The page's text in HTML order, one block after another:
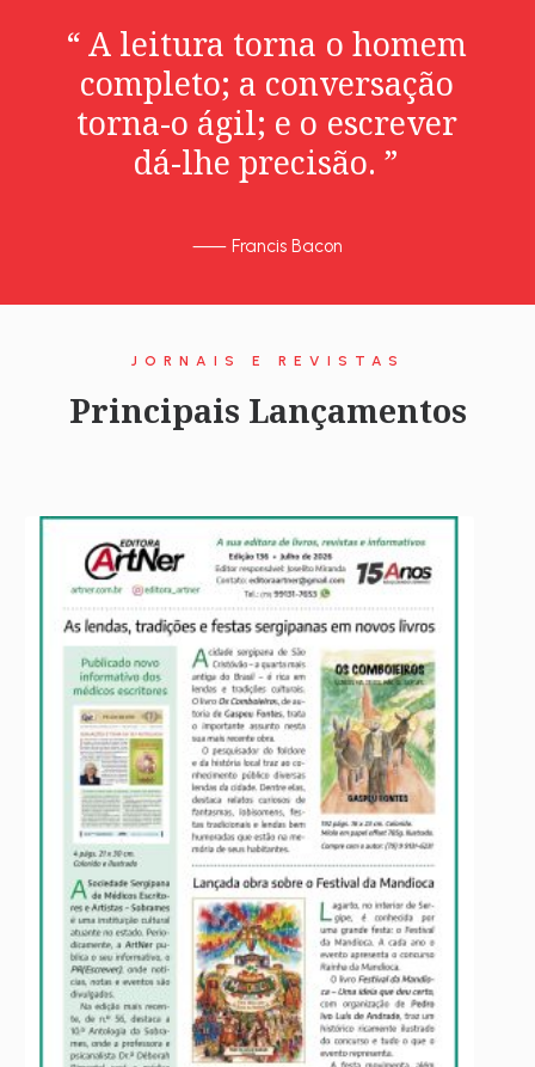
“ A leitura torna o homem
completo; a conversação
torna-o ágil; e o escrever
dá-lhe precisão. ”
⸺ Francis Bacon
JORNAIS E REVISTAS
Principais Lançamentos